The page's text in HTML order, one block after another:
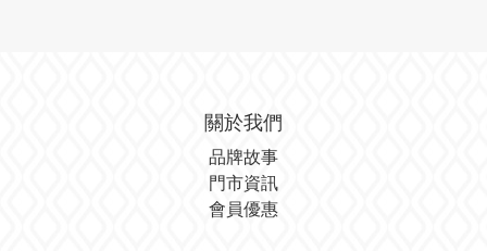
關於我們
品牌故事
門市資訊
會員優惠